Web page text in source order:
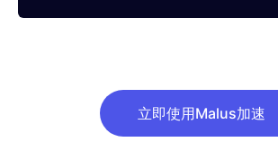
立即使用Malus加速